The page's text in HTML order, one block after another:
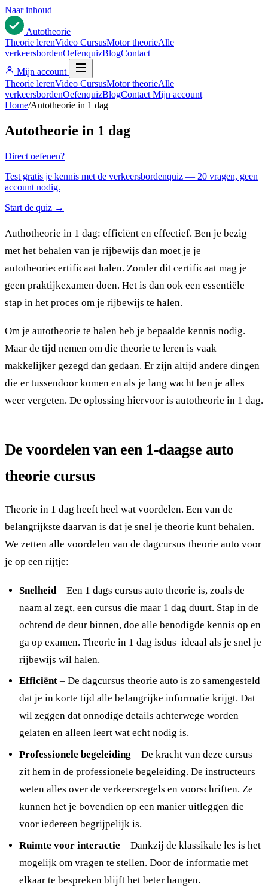
Naar inhoud
Autotheorie
Theorie lerenVideo CursusMotor theorieAlle
verkeersbordenOefenquizBlogContact
Mijn account
Theorie lerenVideo CursusMotor theorieAlle
verkeersbordenOefenquizBlogContact Mijn account
Home/Autotheorie in 1 dag
Autotheorie in 1 dag
Direct oefenen?
Test gratis je kennis met de verkeersbordenquiz — 20 vragen, geen
account nodig.
Start de quiz →
Authotheorie in 1 dag: efficiënt en effectief. Ben je bezig
met het behalen van je rijbewijs dan moet je je
autotheoriecertificaat halen. Zonder dit certificaat mag je
geen praktijkexamen doen. Het is dan ook een essentiële
stap in het proces om je rijbewijs te halen.
Om je autotheorie te halen heb je bepaalde kennis nodig.
Maar de tijd nemen om die theorie te leren is vaak
makkelijker gezegd dan gedaan. Er zijn altijd andere dingen
die er tussendoor komen en als je lang wacht ben je alles
weer vergeten. De oplossing hiervoor is autotheorie in 1 dag.
De voordelen van een 1-daagse auto
theorie cursus
Theorie in 1 dag heeft heel wat voordelen. Een van de
belangrijkste daarvan is dat je snel je theorie kunt behalen.
We zetten alle voordelen van de dagcursus theorie auto voor
je op een rijtje:
Snelheid– Een 1 dags cursus auto theorie is, zoals de
naam al zegt, een cursus die maar 1 dag duurt. Stap in de
ochtend de deur binnen, doe alle benodigde kennis op en
ga op examen. Theorie in 1 dag isdus ideaal als je snel je
rijbewijs wil halen.
Efficiënt– De dagcursus theorie auto is zo samengesteld
dat je in korte tijd alle belangrijke informatie krijgt. Dat
wil zeggen dat onnodige details achterwege worden
gelaten en alleen leert wat echt nodig is.
Professionele begeleiding – De kracht van deze cursus
zit hem in de professionele begeleiding. De instructeurs
weten alles over de verkeersregels en voorschriften. Ze
kunnen het je bovendien op een manier uitleggen die
voor iedereen begrijpelijk is.
Ruimte voor interactie – Dankzij de klassikale les is het
mogelijk om vragen te stellen. Door de informatie met
elkaar te bespreken blijft het beter hangen.